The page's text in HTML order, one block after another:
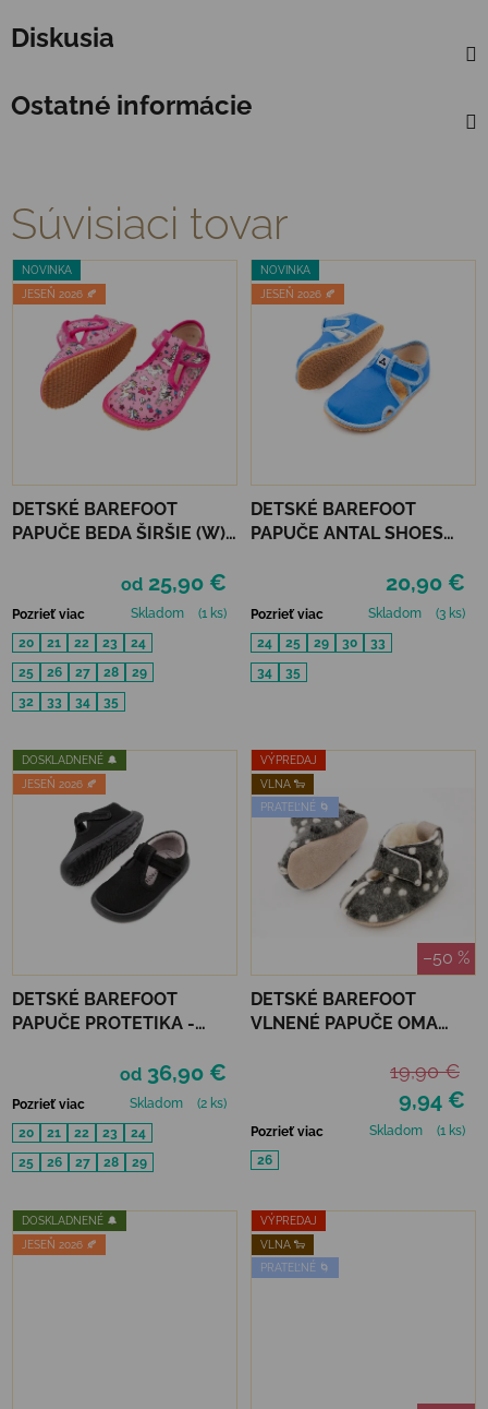
Diskusia
Ostatné informácie
Súvisiaci tovar
NOVINKA
JESEŇ 2026 🍂
DETSKÉ BAREFOOT
PAPUČE BEDA ŠIRŠIE (W)
od 25,90 €
Pozrieť viac Skladom
(1 ks)
20
21 22 23
24
25
26 27 28
29
32
33 34 35
NOVINKA
JESEŇ 2026 🍂
DETSKÉ BAREFOOT
PAPUČE ANTAL SHOES
20,90 €
Pozrieť viac Skladom
(3 ks)
24
25 29 30
33
34
35
DOSKLADNENÉ 🔔
JESEŇ 2026 🍂
DETSKÉ BAREFOOT
PAPUČE PROTETIKA -
od 36,90 €
Pozrieť viac Skladom
(2 ks)
20
21 22 23
24
25
26 27 28 29
VÝPREDAJ
VLNA 🐑
PRATEĽNÉ 🌀
–50 %
DETSKÉ BAREFOOT
VLNENÉ PAPUČE OMA
9,94 €
19,90 €
Pozrieť viac Skladom
(1 ks)
26
DOSKLADNENÉ 🔔
JESEŇ 2026 🍂
VÝPREDAJ
VLNA 🐑
PRATEĽNÉ 🌀